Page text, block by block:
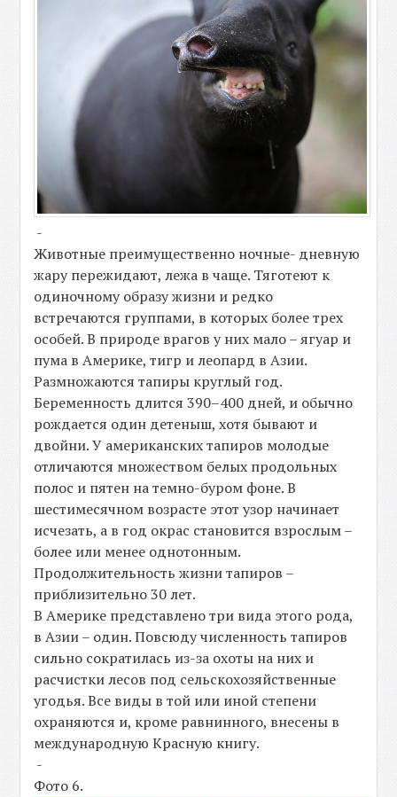
-
Животные преимущественно ночные- дневную
жару пережидают, лежа в чаще. Тяготеют к
одиночному образу жизни и редко
встречаются группами, в которых более трех
особей. В природе врагов у них мало – ягуар и
пума в Америке, тигр и леопард в Азии.
Размножаются тапиры круглый год.
Беременность длится 390–400 дней, и обычно
рождается один детеныш, хотя бывают и
двойни. У американских тапиров молодые
отличаются множеством белых продольных
полос и пятен на темно-буром фоне. В
шестимесячном возрасте этот узор начинает
исчезать, а в год окрас становится взрослым –
более или менее однотонным.
Продолжительность жизни тапиров –
приблизительно 30 лет.
В Америке представлено три вида этого рода,
в Азии – один. Повсюду численность тапиров
сильно сократилась из-за охоты на них и
расчистки лесов под сельскохозяйственные
угодья. Все виды в той или иной степени
охраняются и, кроме равнинного, внесены в
международную Красную книгу.
-
Фото 6.